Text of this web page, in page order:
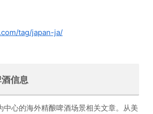
tag/japan-ja/
信息
中心的海外精酿啤酒场景相关文章。从美